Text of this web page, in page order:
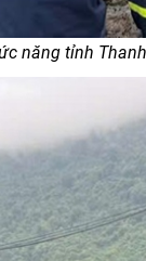
năng tỉnh